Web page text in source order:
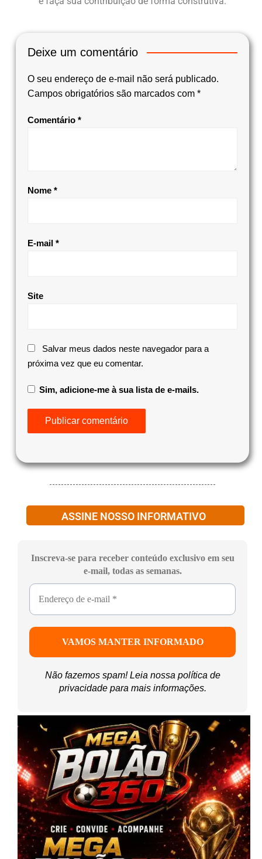
Deixe um comentário
O seu endereço de e-mail não será publicado.
Campos obrigatórios são marcados com *
Comentário *
Nome *
E-mail *
Site
Salvar meus dados neste navegador para a
próxima vez que eu comentar.
Sim, adicione-me à sua lista de e-mails.
ASSINE NOSSO INFORMATIVO
Inscreva-se para receber conteúdo exclusivo em seu
e-mail, todas as semanas.
Não fazemos spam! Leia nossa política de
privacidadepara mais informações.